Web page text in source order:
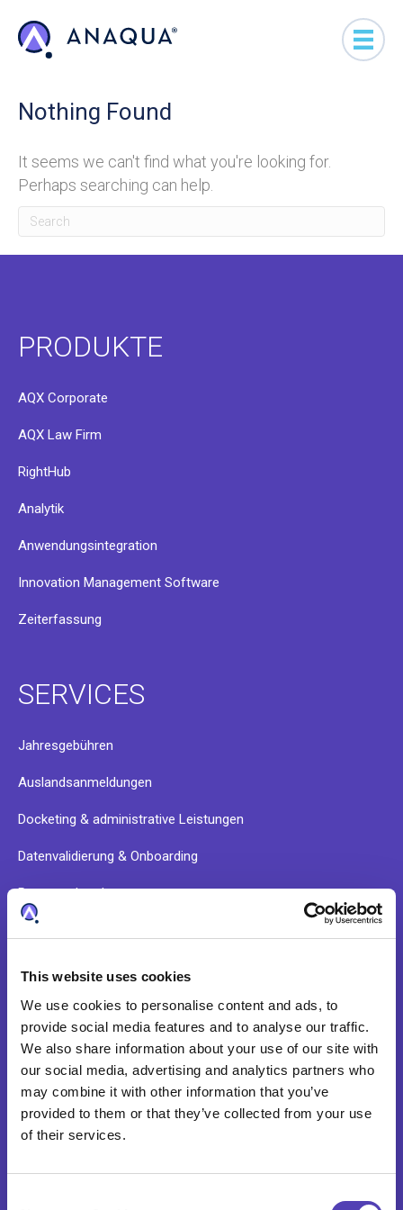
This website uses cookies
We use cookies to personalise content and ads, to
provide social media features and to analyse our traffic.
We also share information about your use of our site with
our social media, advertising and analytics partners who
may combine it with other information that you’ve
provided to them or that they’ve collected from your use
of their services.
Nothing Found
It seems we can't find what you're looking for.
Perhaps searching can help.
PRODUKTE
AQX Corporate
AQX Law Firm
RightHub
Analytik
Anwendungsintegration
Innovation Management Software
Zeiterfassung
SERVICES
Jahresgebühren
Auslandsanmeldungen
Docketing & administrative Leistungen
Datenvalidierung & Onboarding
Patentrecherchen
ÜBER UNS
Unsere Geschichte
Unternehmenskultur
Verhaltenskodex
Das Anaqua-Erlebnis